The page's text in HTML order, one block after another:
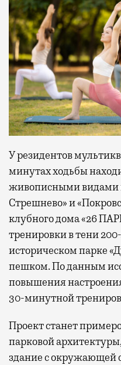
У резидентов
минутах ходьбы
живописными видами
Стрешнево» и
клубного дома «26
тренировки в тени
историческом парке
пешком. По данным
повышения
30-минутной
Проект станет
парковой
здание с окружающей